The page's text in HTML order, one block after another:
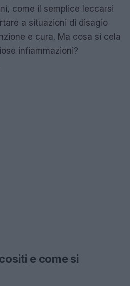
come il semplice leccarsi
a situazioni di disagio
e cura. Ma cosa si cela
infiammazioni?
e come si